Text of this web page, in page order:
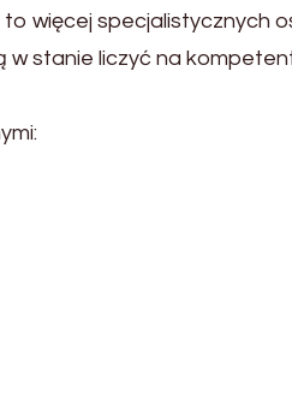
więcej specjalistycznych
w stanie liczyć na